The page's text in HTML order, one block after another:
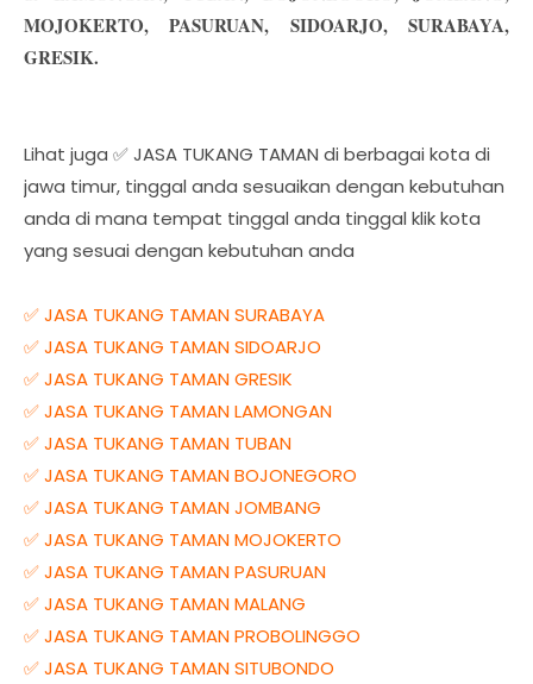
MOJOKERTO, PASURUAN, SIDOARJO, SURABAYA,
GRESIK.
Lihat juga ✅ JASA TUKANG TAMAN di berbagai kota di
jawa timur, tinggal anda sesuaikan dengan kebutuhan
anda di mana tempat tinggal anda tinggal klik kota
yang sesuai dengan kebutuhan anda
✅ JASA TUKANG TAMAN SURABAYA
✅ JASA TUKANG TAMAN SIDOARJO
✅ JASA TUKANG TAMAN GRESIK
✅ JASA TUKANG TAMAN LAMONGAN
✅ JASA TUKANG TAMAN TUBAN
✅ JASA TUKANG TAMAN BOJONEGORO
✅ JASA TUKANG TAMAN JOMBANG
✅ JASA TUKANG TAMAN MOJOKERTO
✅ JASA TUKANG TAMAN PASURUAN
✅ JASA TUKANG TAMAN MALANG
✅ JASA TUKANG TAMAN PROBOLINGGO
✅ JASA TUKANG TAMAN SITUBONDO